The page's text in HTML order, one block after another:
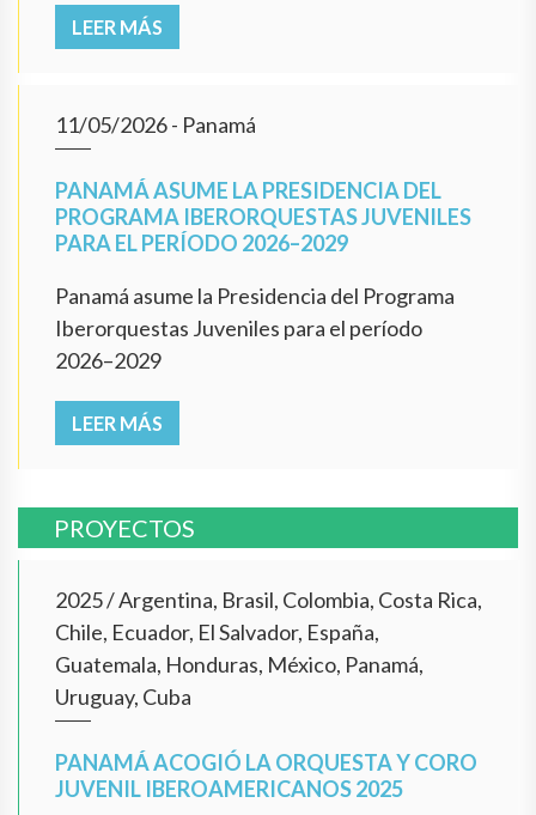
LEER MÁS
11/05/2026- Panamá
PANAMÁ ASUME LA PRESIDENCIA DEL
PROGRAMA IBERORQUESTAS JUVENILES
PARA EL PERÍODO 2026–2029
Panamá asume la Presidencia del Programa
Iberorquestas Juveniles para el período
2026–2029
LEER MÁS
PROYECTOS
2025/Argentina, Brasil, Colombia, Costa Rica,
Chile, Ecuador, El Salvador, España,
Guatemala, Honduras, México, Panamá,
Uruguay, Cuba
PANAMÁ ACOGIÓ LA ORQUESTA Y CORO
JUVENIL IBEROAMERICANOS 2025